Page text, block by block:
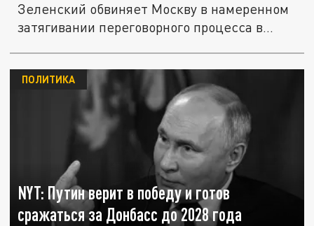
Зеленский обвиняет Москву в намеренном
затягивании переговорного процесса в...
NYT: Путин верит в победу и готов
сражаться за Донбасс до 2028 года
ПОЛИТИКА